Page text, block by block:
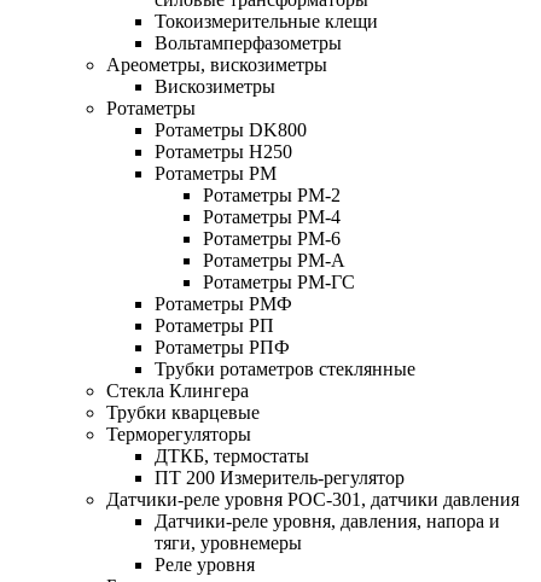
Токоизмерительные клещи
Вольтамперфазометры
Ареометры, вискозиметры
Вискозиметры
Ротаметры
Ротаметры DK800
Ротаметры H250
Ротаметры РМ
Ротаметры РМ-2
Ротаметры РМ-4
Ротаметры РМ-6
Ротаметры РМ-А
Ротаметры РМ-ГС
Ротаметры РМФ
Ротаметры РП
Ротаметры РПФ
Трубки ротаметров стеклянные
Стекла Клингера
Трубки кварцевые
Терморегуляторы
ДТКБ, термостаты
ПТ 200 Измеритель-регулятор
Датчики-реле уровня РОС-301, датчики давления
Датчики-реле уровня, давления, напора и
тяги, уровнемеры
Реле уровня